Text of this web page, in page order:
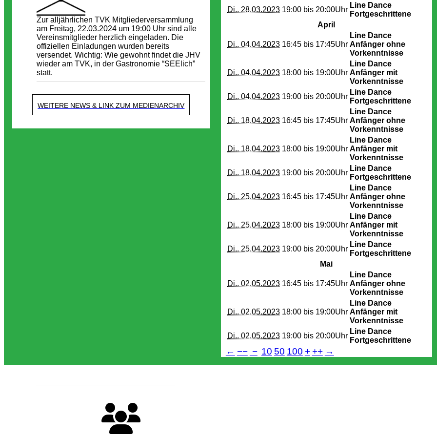
Zur alljährlichen TVK Mitgliederversammlung
am Freitag, 22.03.2024 um 19:00 Uhr sind alle
Vereinsmitglieder herzlich eingeladen. Die
offiziellen Einladungen wurden bereits
versendet. Wichtig: Wie gewohnt findet die JHV
wieder am TVK, in der Gastronomie “SEElich”
statt.
WEITERE NEWS & LINK ZUM MEDIENARCHIV
Di.. 28.03.2023 19:00 bis 20:00Uhr
Line Dance
Fortgeschrittene
April
Di.. 04.04.2023 16:45 bis 17:45Uhr
Line Dance
Anfänger ohne
Vorkenntnisse
Di.. 04.04.2023 18:00 bis 19:00Uhr
Line Dance
Anfänger mit
Vorkenntnisse
Di.. 04.04.2023 19:00 bis 20:00Uhr
Line Dance
Fortgeschrittene
Di.. 18.04.2023 16:45 bis 17:45Uhr
Line Dance
Anfänger ohne
Vorkenntnisse
Di.. 18.04.2023 18:00 bis 19:00Uhr
Line Dance
Anfänger mit
Vorkenntnisse
Di.. 18.04.2023 19:00 bis 20:00Uhr
Line Dance
Fortgeschrittene
Di.. 25.04.2023 16:45 bis 17:45Uhr
Line Dance
Anfänger ohne
Vorkenntnisse
Di.. 25.04.2023 18:00 bis 19:00Uhr
Line Dance
Anfänger mit
Vorkenntnisse
Di.. 25.04.2023 19:00 bis 20:00Uhr
Line Dance
Fortgeschrittene
Mai
Di.. 02.05.2023 16:45 bis 17:45Uhr
Line Dance
Anfänger ohne
Vorkenntnisse
Di.. 02.05.2023 18:00 bis 19:00Uhr
Line Dance
Anfänger mit
Vorkenntnisse
Di.. 02.05.2023 19:00 bis 20:00Uhr
Line Dance
Fortgeschrittene
← −− − 10 50 100 + ++ →